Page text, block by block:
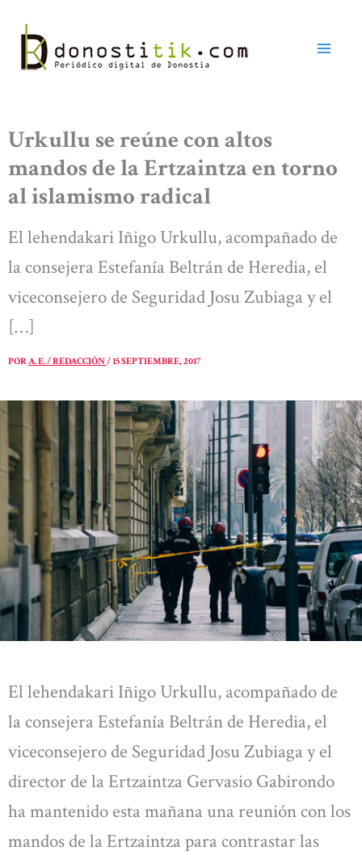
contenido
Urkullu se reúne con altos
mandos de la Ertzaintza en torno
al islamismo radical
El lehendakari Iñigo Urkullu, acompañado de
la consejera Estefanía Beltrán de Heredia, el
viceconsejero de Seguridad Josu Zubiaga y el
[…]
PORA. E. / REDACCIÓN/15 SEPTIEMBRE, 2017
El lehendakari Iñigo Urkullu, acompañado de
la consejera Estefanía Beltrán de Heredia, el
viceconsejero de Seguridad Josu Zubiaga y el
director de la Ertzaintza Gervasio Gabirondo
ha mantenido esta mañana una reunión con los
mandos de la Ertzaintza para contrastar las